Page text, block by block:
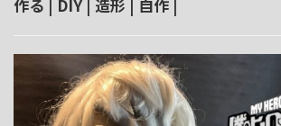
作る | DIY | 造形 | 自作 |